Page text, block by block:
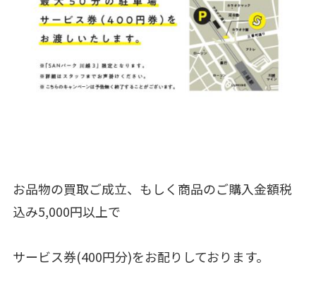
お品物の買取ご成立、もしく商品のご購入金額税
込み5,000円以上で
サービス券(400円分)をお配りしております。